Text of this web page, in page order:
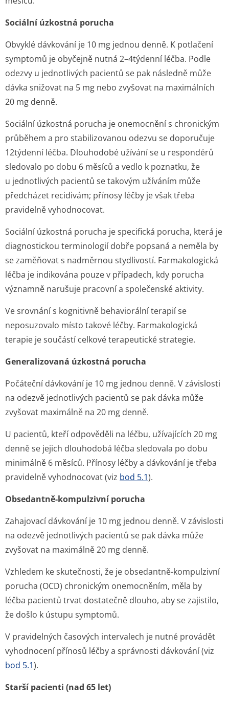
Sociální úzkostná porucha
Obvyklé dávkování je 10 mg jednou denně. K potlačení
symptomů je obyčejně nutná 2–4týdenní léčba. Podle
odezvy u jednotlivých pacientů se pak následně může
dávka snižovat na 5 mg nebo zvyšovat na maximálních
20 mg denně.
Sociální úzkostná porucha je onemocnění s chronickým
průběhem a pro stabilizovanou odezvu se doporučuje
12týdenní léčba. Dlouhodobé užívání se u respondérů
sledovalo po dobu 6 měsíců a vedlo k poznatku, že
u jednotlivých pacientů se takovým užíváním může
předcházet recidivám; přínosy léčby je však třeba
pravidelně vyhodnocovat.
Sociální úzkostná porucha je specifická porucha, která je
diagnostickou terminologií dobře popsaná a neměla by
se zaměňovat s nadměrnou stydlivostí. Farmakologická
léčba je indikována pouze v případech, kdy porucha
významně narušuje pracovní a společenské aktivity.
Ve srovnání s kognitivně behaviorální terapií se
neposuzovalo místo takové léčby. Farmakologická
terapie je součástí celkové terapeutické strategie.
Generalizovaná úzkostná porucha
Počáteční dávkování je 10 mg jednou denně. V závislosti
na odezvě jednotlivých pacientů se pak dávka může
zvyšovat maximálně na 20 mg denně.
U pacientů, kteří odpověděli na léčbu, užívajících 20 mg
denně se jejich dlouhodobá léčba sledovala po dobu
minimálně 6 měsíců. Přínosy léčby a dávkování je třeba
pravidelně vyhodnocovat (viz bod 5.1).
Obsedantně-kompulzivní porucha
Zahajovací dávkování je 10 mg jednou denně. V závislosti
na odezvě jednotlivých pacientů se pak dávka může
zvyšovat na maximálně 20 mg denně.
Vzhledem ke skutečnosti, že je obsedantně-kompulzivní
porucha (OCD) chronickým onemocněním, měla by
léčba pacientů trvat dostatečně dlouho, aby se zajistilo,
že došlo k ústupu symptomů.
V pravidelných časových intervalech je nutné provádět
vyhodnocení přínosů léčby a správnosti dávkování (viz
bod 5.1).
Starší pacienti (nad 65 let)